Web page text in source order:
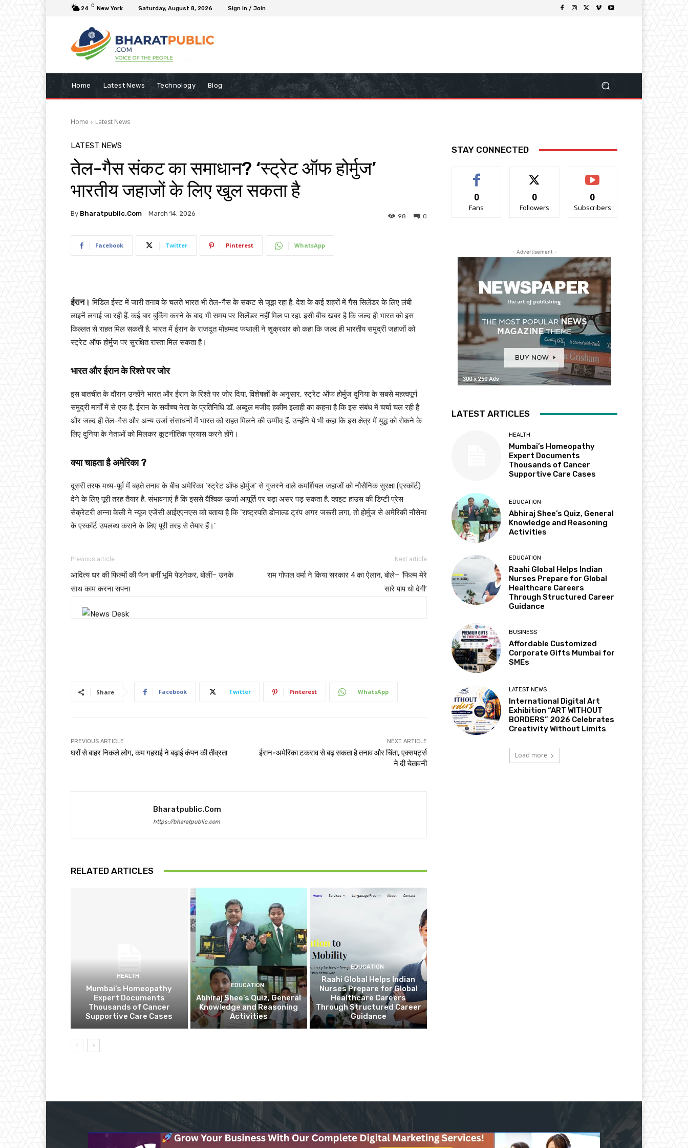
24 C New York Saturday, August 8, 2026 Sign in / Join
Home Latest News Technology Blog
Home Latest News
LATEST NEWS
तेल-गैस संकट का समाधान? ‘स्ट्रेट ऑफ होर्मुज’
भारतीय जहाजों के लिए खुल सकता है
By Bharatpublic.com March 14, 2026 0
98
Facebook Twitter Pinterest WhatsApp
ईरान। मिडिल ईस्ट में जारी तनाव के चलते भारत भी तेल-गैस के संकट से जूझ रहा है. देश के कई शहरों में गैस सिलेंडर के लिए लंबी
लाइनें लगाई जा रही हैं. कई बार बुकिंग करने के बाद भी समय पर सिलेंडर नहीं मिल पा रहा. इसी बीच खबर है कि जल्द ही भारत को इस
किल्लत से राहत मिल सकती है. भारत में ईरान के राजदूत मोहम्मद फथाली ने शुक्रवार को कहा कि जल्द ही भारतीय समुद्री जहाजों को
स्ट्रेट ऑफ होर्मुज पर सुरक्षित रास्ता मिल सकता है।
भारत और ईरान के रिश्ते पर जोर
इस बातचीत के दौरान उन्होंने भारत और ईरान के रिश्ते पर जोर दिया. विशेषज्ञों के अनुसार, स्ट्रेट ऑफ होर्मुज दुनिया के सबसे महत्वपूर्ण
समुद्री मार्गों में से एक है. ईरान के सर्वोच्च नेता के प्रतिनिधि डॉ. अब्दुल मजीद हकीम इलाही का कहना है कि इस संबंध में चर्चा चल रही है
और जल्द ही तेल-गैस और अन्य उर्जा संसाधनों में भारत को राहत मिलने की उम्मीद हैं. उन्होंने ये भी कहा कि इस क्षेत्र में युद्ध को रोकने के
लिए दुनिया के नेताओं को मिलकर कूटनीतिक प्रयास करने होंगे।
क्या चाहता है अमेरिका ?
दूसरी तरफ मध्य-पूर्व में बढ़ते तनाव के बीच अमेरिका ‘स्ट्रेट ऑफ होर्मुज’ से गुजरने वाले कमर्शियल जहाजों को नौसैनिक सुरक्षा (एस्कॉर्ट)
देने के लिए पूरी तरह तैयार है. संभावनाएं हैं कि इससे वैश्विक ऊर्जा आपूर्ति पर बड़ा असर पड़ सकता है. व्हाइट हाउस की डिप्टी प्रेस
सेक्रेटरी अन्ना केली ने न्यूज एजेंसी आईएएनएस को बताया है कि ‘राष्ट्रपति डोनाल्ड ट्रंप अगर जरूरी लगा, तो होर्मुज से अमेरिकी नौसेना
के एस्कॉर्ट उपलब्ध कराने के लिए पूरी तरह से तैयार हैं।’
Previous article
आदित्य धर की फिल्मों की फैन बनीं भूमि पेडनेकर, बोलीं– उनके
साथ काम करना सपना
Next article
राम गोपाल वर्मा ने किया सरकार 4 का ऐलान, बोले– ‘फिल्म मेरे
सारे पाप धो देगी’
Share Facebook Twitter Pinterest WhatsApp
PREVIOUS ARTICLE
घरों से बाहर निकले लोग, कम गहराई ने बढ़ाई कंपन की तीव्रता
NEXT ARTICLE
ईरान-अमेरिका टकराव से बढ़ सकता है तनाव और चिंता, एक्सपर्ट्स
ने दी चेतावनी
Bharatpublic.com
https://bharatpublic.com
RELATED ARTICLES
HEALTH
Mumbai’s Homeopathy
Expert Documents
Thousands of Cancer
Supportive Care Cases
EDUCATION
Abhiraj Shee’s Quiz, General
Knowledge and Reasoning
Activities
EDUCATION
Raahi Global Helps Indian
Nurses Prepare for Global
Healthcare Careers
Through Structured Career
Guidance
STAY CONNECTED
0
Fans
0
Followers
0
Subscribers
- Advertisement -
LATEST ARTICLES
HEALTH
Mumbai’s Homeopathy
Expert Documents
Thousands of Cancer
Supportive Care Cases
EDUCATION
Abhiraj Shee’s Quiz, General
Knowledge and Reasoning
Activities
EDUCATION
Raahi Global Helps Indian
Nurses Prepare for Global
Healthcare Careers
Through Structured Career
Guidance
BUSINESS
Affordable Customized
Corporate Gifts Mumbai for
SMEs
LATEST NEWS
International Digital Art
Exhibition “ART WITHOUT
BORDERS” 2026 Celebrates
Creativity Without Limits
Load more